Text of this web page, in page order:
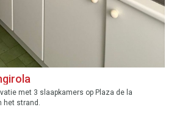
met 3 slaapkamers op Plaza de la
het strand.